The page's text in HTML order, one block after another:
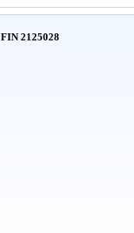
FIN 2125028